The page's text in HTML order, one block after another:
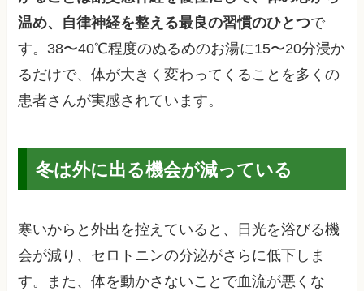
温め、自律神経を整える最良の習慣のひとつで
す。38〜40℃程度のぬるめのお湯に15〜20分浸か
るだけで、体が大きく変わってくることを多くの
患者さんが実感されています。
冬は外に出る機会が減っている
寒いからと外出を控えていると、日光を浴びる機
会が減り、セロトニンの分泌がさらに低下しま
す。また、体を動かさないことで血流が悪くな